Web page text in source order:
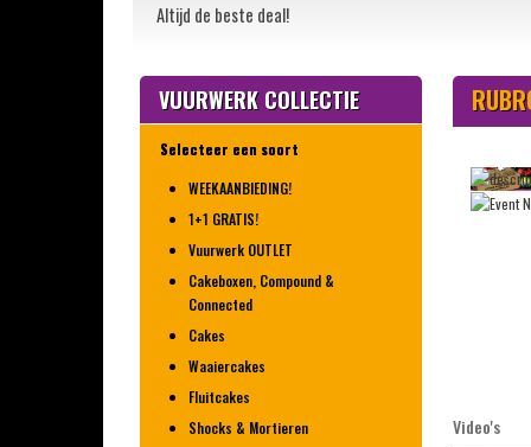
Altijd de beste deal!
VUURWERK COLLECTIE
Selecteer een soort
WEEKAANBIEDING!
1+1 GRATIS!
Vuurwerk OUTLET
Cakeboxen, Compound &
Connected
Cakes
Waaiercakes
Fluitcakes
Shocks & Mortieren
Video's